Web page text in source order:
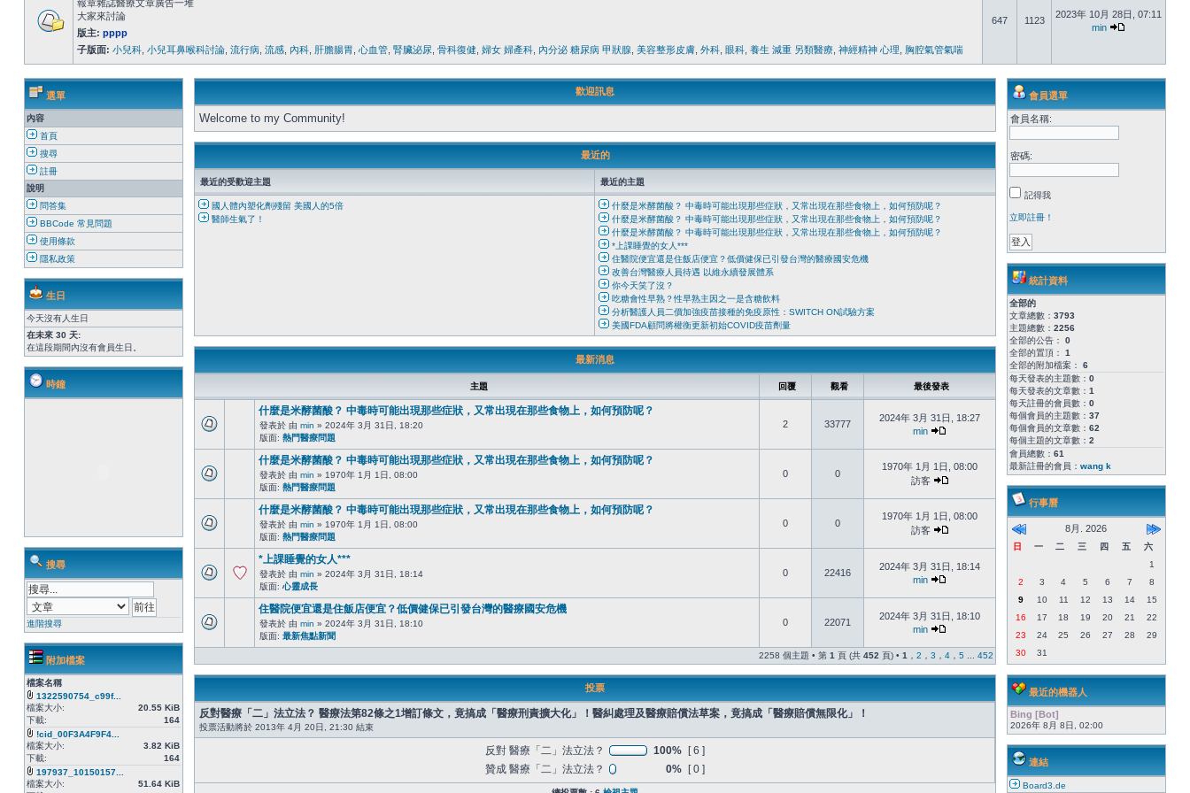
報章雜誌醫療文章廣告一堆
大家來討論
版主: pppp
子版面: 小兒科 小兒耳鼻喉科討論 流行病 流感 內科 肝膽腸胃 心血管 腎臟泌尿 骨科復健 婦女 婦產科 內分泌 糖尿病 甲狀腺 美容整形皮膚 外科 眼科 養生 減重 另類醫療 神經精神 心理 胸腔氣管氣喘
647 1123
2023年 10月 28日, 07:11
min
選單
內容
首頁
搜尋
註冊
說明
問答集
BBCode 常見問題
使用條款
隱私政策
生日
今天沒有人生日
在未來 30 天:
在這段期間內沒有會員生日。
時鐘
搜尋
進階搜尋
附加檔案
檔案名稱
1322590754_c99f...
檔案大小:
20.55 KiB
下載:
164
!cid_00F3A4F9F4...
檔案大小:
3.82 KiB
下載:
164
197937_10150157...
檔案大小:
51.64 KiB
歡迎訊息
Welcome to my Community!
最近的
最近的受歡迎主題 最近的主題
國人體內塑化劑殘留 美國人的5倍
醫師生氣了！
什麼是米酵菌酸？ 中毒時可能出現那些症狀，又常出現在那些食物上，如何預防呢？
什麼是米酵菌酸？ 中毒時可能出現那些症狀，又常出現在那些食物上，如何預防呢？
什麼是米酵菌酸？ 中毒時可能出現那些症狀，又常出現在那些食物上，如何預防呢？
*上課睡覺的女人***
住醫院便宜還是住飯店便宜？低價健保已引發台灣的醫療國安危機
改善台灣醫療人員待遇 以維永續發展體系
你今天笑了沒？
吃糖會性早熟？性早熟主因之一是含糖飲料
分析醫護人員二價加強疫苗接種的免疫原性：SWITCH ON試驗方案
美國FDA顧問將權衡更新初始COVID疫苗劑量
最新消息
主題 回覆 觀看 最後發表
什麼是米酵菌酸？ 中毒時可能出現那些症狀，又常出現在那些食物上，如何預防呢？
發表於 由 min » 2024年 3月 31日, 18:20
版面: 熱門醫療問題
2 33777
2024年 3月 31日, 18:27
min
什麼是米酵菌酸？ 中毒時可能出現那些症狀，又常出現在那些食物上，如何預防呢？
發表於 由 min » 1970年 1月 1日, 08:00
版面: 熱門醫療問題
0 0
1970年 1月 1日, 08:00
訪客
什麼是米酵菌酸？ 中毒時可能出現那些症狀，又常出現在那些食物上，如何預防呢？
發表於 由 min » 1970年 1月 1日, 08:00
版面: 熱門醫療問題
0 0
1970年 1月 1日, 08:00
訪客
*上課睡覺的女人***
發表於 由 min » 2024年 3月 31日, 18:14
版面: 心靈成長
0 22416
2024年 3月 31日, 18:14
min
住醫院便宜還是住飯店便宜？低價健保已引發台灣的醫療國安危機
發表於 由 min » 2024年 3月 31日, 18:10
版面: 最新焦點新聞
0 22071
2024年 3月 31日, 18:10
min
2258 個主題 • 第 1 頁 (共 452 頁) • 1 2 3 4 5 452
投票
反對醫療「二」法立法？ 醫療法第82條之1增訂條文，竟搞成「醫療刑責擴大化」！醫糾處理及醫療賠償法草案，竟搞成「醫療賠償無限化」！
投票活動將於 2013年 4月 20日, 21:30 結束
反對 醫療「二」法立法？ 100%
[ 6 ]
贊成 醫療「二」法立法？
0% [ 0 ]
會員選單
會員名稱:
密碼:
記得我
立即註冊！
統計資料
全部的
文章總數： 3793
主題總數： 2256
全部的公告： 0
全部的置頂： 1
全部的附加檔案： 6
每天發表的主題數： 0
每天發表的文章數： 1
每天註冊的會員數： 0
每個會員的主題數： 37
每個會員的文章數： 62
每個主題的文章數： 2
會員總數： 61
最新註冊的會員： wang k
行事曆
8月. 2026
日 一 二 三 四 五
六
1
2
3 4 5 6 7
8
9
10 11 12 13 14
15
16
17 18 19 20 21
22
23
24 25 26 27 28
29
30
31
最近的機器人
Bing [Bot]
2026年 8月 8日, 02:00
連結
Board3.de